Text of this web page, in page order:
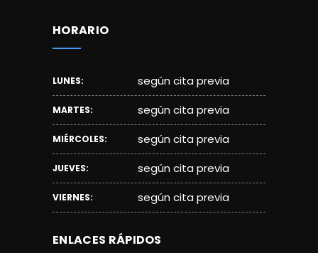
HORARIO
LUNES: según cita previa
MARTES: según cita previa
MIÉRCOLES: según cita previa
JUEVES: según cita previa
VIERNES: según cita previa
ENLACES RÁPIDOS